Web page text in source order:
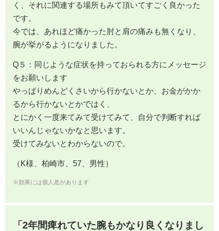
く、それに関連する場所もみて頂いてすごく良かった
です。
今では、あれほど痛かった肘と肩の痛みも無くなり、
腕が挙がるようになりました。
Q５：同じような症状を持っておられる方にメッセージ
をお願いします
やっぱりめんどくさいから行かないとか、お金がかか
るから行かないとかではく、
とにかく一度来てみて受けてみて、自分で判断すれば
いいんじゃないかなと思います。
受けてみないとわからないので。
（K様、柏崎市、57、男性）
※効果には個人差があります
「2年間痺れていた腕もかなり良くなりまし